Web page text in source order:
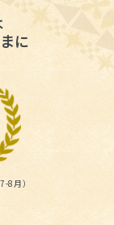
に
8月）